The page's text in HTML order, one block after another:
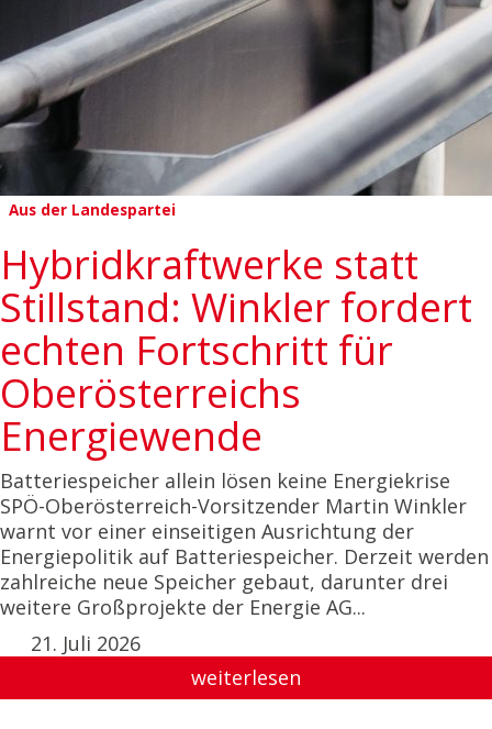
Aus der Landespartei
Hybridkraftwerke statt
Stillstand: Winkler fordert
echten Fortschritt für
Oberösterreichs
Energiewende
Batteriespeicher allein lösen keine Energiekrise
SPÖ-Oberösterreich-Vorsitzender Martin Winkler
warnt vor einer einseitigen Ausrichtung der
Energiepolitik auf Batteriespeicher. Derzeit werden
zahlreiche neue Speicher gebaut, darunter drei
weitere Großprojekte der Energie AG...
21. Juli 2026
weiterlesen